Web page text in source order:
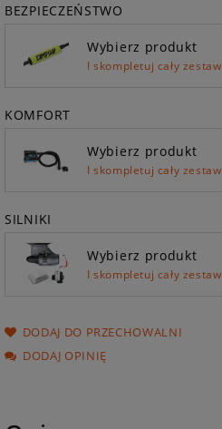
BEZPIECZEŃSTWO
Wybierz produkt
I skompletuj cały zestaw
KOMFORT
Wybierz produkt
I skompletuj cały zestaw
SILNIKI
Wybierz produkt
I skompletuj cały zestaw
DODAJ DO PRZECHOWALNI
DODAJ OPINIĘ